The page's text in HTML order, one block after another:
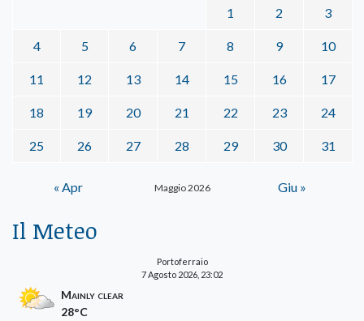
Maggio 2026
1 2 3
4 5 6 7 8 9 10
11 12 13 14 15 16 17
18 19 20 21 22 23 24
25 26 27 28 29 30 31
« Apr Giu »
Il Meteo
Portoferraio
7 Agosto 2026, 23:02
Mainly clear
28°C